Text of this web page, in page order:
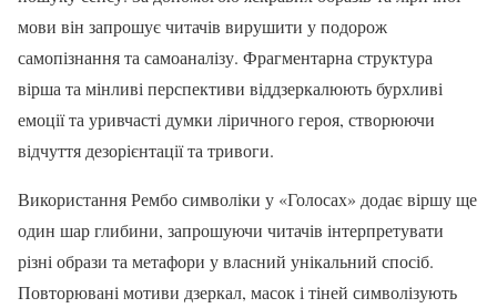
мови він запрошує читачів вирушити у подорож
самопізнання та самоаналізу. Фрагментарна структура
вірша та мінливі перспективи віддзеркалюють бурхливі
емоції та уривчасті думки ліричного героя, створюючи
відчуття дезорієнтації та тривоги.
Використання Рембо символіки у «Голосах» додає віршу ще
один шар глибини, запрошуючи читачів інтерпретувати
різні образи та метафори у власний унікальний спосіб.
Повторювані мотиви дзеркал, масок і тіней символізують